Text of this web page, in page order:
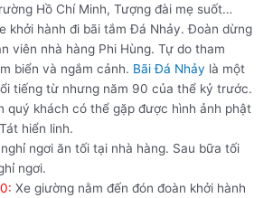
Hồ Chí Minh, Tượng đài mẹ suốt…
khởi hành đi bãi tắm Đá Nhảy. Đoàn dừng
viên nhà hàng Phi Hùng. Tự do tham
biển và ngắm cảnh. Bãi Đá Nhảy là một
tiếng từ nhưng năm 90 của thể kỷ trước.
quý khách có thể gặp được hình ảnh phật
hiển linh.
ngơi ăn tối tại nhà hàng. Sau bữa tối
ngơi.
Xe giường nằm đến đón đoàn khởi hành